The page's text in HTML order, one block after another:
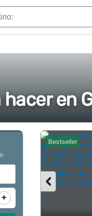
en
Bestseller
‹
+